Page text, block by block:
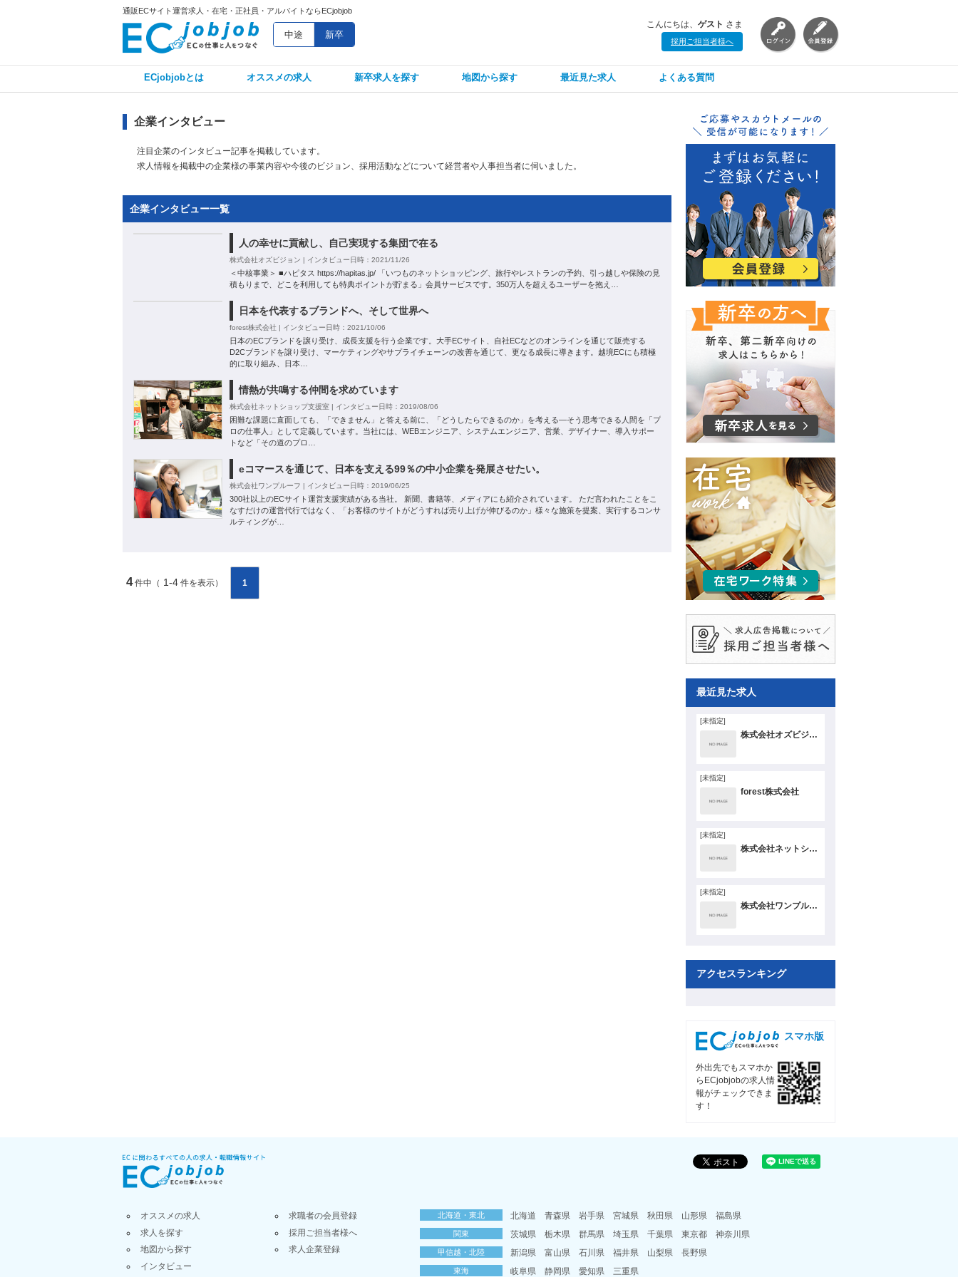
通販ECサイト運営求人・在宅・正社員・アルバイトならECjobjob
中途 新卒
こんにちは、 ゲスト さま
採用ご担当者様へ
ECjobjobとは オススメの求人 新卒求人を探す 地図から探す 最近見た求人 よくある質問
企業インタビュー
注目企業のインタビュー記事を掲載しています。
求人情報を掲載中の企業様の事業内容や今後のビジョン、採用活動などについて経営者や人事担当者に伺いました。
企業インタビュー一覧
人の幸せに貢献し、自己実現する集団で在る
株式会社オズビジョン | インタビュー日時：2021/11/26
＜中核事業＞ ■ハピタス https://hapitas.jp/ 「いつものネットショッピング、旅行やレストランの予約、引っ越しや保険の見
積もりまで、どこを利用しても特典ポイントが貯まる」会員サービスです。350万人を超えるユーザーを抱え…
日本を代表するブランドへ、そして世界へ
forest株式会社 | インタビュー日時：2021/10/06
日本のECブランドを譲り受け、成長支援を行う企業です。大手ECサイト、自社ECなどのオンラインを通じて販売する
D2Cブランドを譲り受け、マーケティングやサプライチェーンの改善を通じて、更なる成長に導きます。越境ECにも積極
的に取り組み、日本…
情熱が共鳴する仲間を求めています
株式会社ネットショップ支援室 | インタビュー日時：2019/08/06
困難な課題に直面しても、「できません」と答える前に、「どうしたらできるのか」を考える―そう思考できる人間を「プ
ロの仕事人」として定義しています。当社には、WEBエンジニア、システムエンジニア、営業、デザイナー、導入サポー
トなど「その道のプロ…
eコマースを通じて、日本を支える99％の中小企業を発展させたい。
株式会社ワンプルーフ | インタビュー日時：2019/06/25
300社以上のECサイト運営支援実績がある当社。 新聞、書籍等、メディアにも紹介されています。 ただ言われたことをこ
なすだけの運営代行ではなく、「お客様のサイトがどうすれば売り上げが伸びるのか」様々な施策を提案、実行するコンサ
ルティングが…
4件中（ 1-4 件を表示） 1
最近見た求人
[未指定]
株式会社オズビジョン
[未指定]
forest株式会社
[未指定]
株式会社ネットショップ支援室
[未指定]
株式会社ワンプルーフ
アクセスランキング
スマホ版
外出先でもスマホか
らECjobjobの求人情
報がチェックできま
す！
オススメの求人
求人を探す
地図から探す
インタビュー
求職者の会員登録
採用ご担当者様へ
求人企業登録
北海道・東北 北海道 青森県 岩手県 宮城県 秋田県 山形県 福島県
関東 茨城県 栃木県 群馬県 埼玉県 千葉県 東京都 神奈川県
甲信越・北陸 新潟県 富山県 石川県 福井県 山梨県 長野県
東海 岐阜県 静岡県 愛知県 三重県